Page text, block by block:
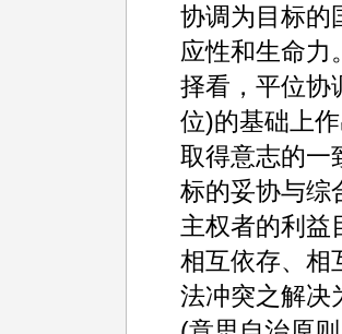
协调为目标的
应性和生命力
择看，平位协
位)的基础上
取得意志的一
标的妥协与综
主权者的利益
相互依存、相
法冲突之解决